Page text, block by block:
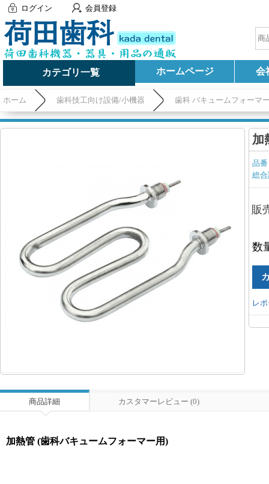
ログイン 会員登録
カテゴリ一覧 ホームページ 会
ホーム 歯科技工向け設備/小機器 歯科 バキュームフォーマ
加
品
総
販
数
レ
商品詳細 カスタマーレビュー (0)
加熱管 (歯科バキュームフォーマー用)